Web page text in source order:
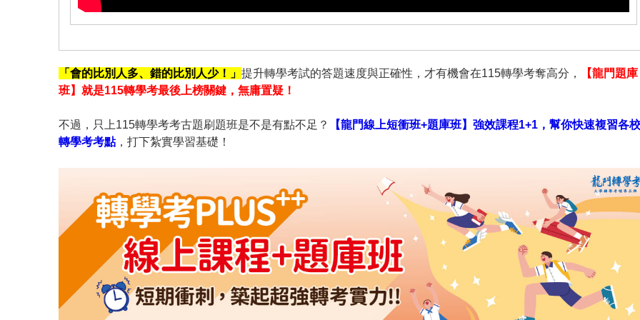
「會的比別人多、錯的比別人少！」 提升轉學考試的答題速度與正確性，才有機會在115轉學考奪高分，
【龍門題庫
班】就是115轉學考最後上榜關鍵，無庸置疑！
不過，只上115轉學考考古題刷題班是不是有點不足？
【龍門線上短衝班+題庫班】強效課程1+1，幫你快速複習各校
轉學考考點，打下紮實學習基礎！